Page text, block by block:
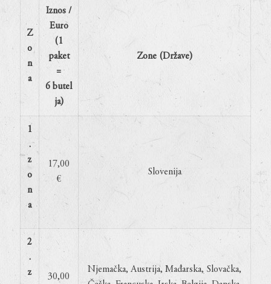
Z
o
n
a
Iznos /
Euro
(1
paket
=
6 butel
ja)
Zone (Države)
1
.
z
o
n
a
17,00
€
Slovenija
2
.
z
30,00
Njemačka, Austrija, Mađarska, Slovačka,